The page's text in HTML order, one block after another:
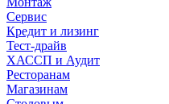
Сервис
Кредит и лизинг
Тест-драйв
ХАССП и Аудит
Ресторанам
Магазинам